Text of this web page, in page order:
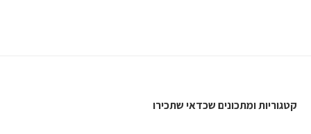
קטגוריות ומתכונים שכדאי שתכירו